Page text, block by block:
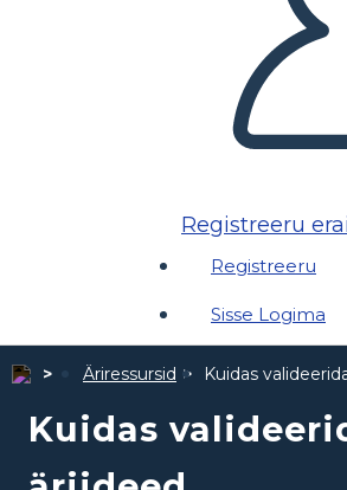
Registreeru
Registreeru
Sisse Logima
Äriressursid Kuidas
Kuidas